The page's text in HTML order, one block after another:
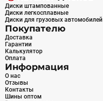
Диски штампованные
Диски легкосплавные
Диски для грузовых автомобилей
Покупателю
Доставка
Гарантии
Калькулятор
Оплата
Информация
О нас
Отзывы
Контакты
Шины оптом